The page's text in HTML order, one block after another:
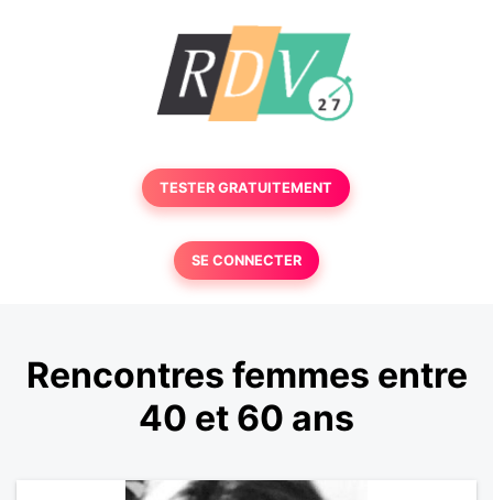
TESTER GRATUITEMENT
SE CONNECTER
Rencontres femmes entre
40 et 60 ans